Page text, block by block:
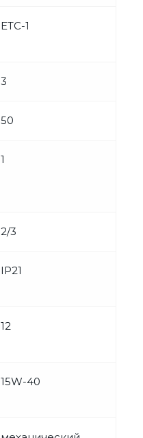
ЕТС-1
3
50
1
2/3
IP21
12
15W-40